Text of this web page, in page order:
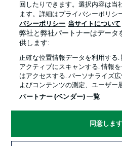
求人
当サイトについて
© 2026 Bundesliga-
言語をお選びください
回したりできます。選択内容は当
ます。詳細はプライバシーポリシ
バシーポリシー 当サイトについて
弊社と弊社パートナーはデータ
供します:
正確な位置情報データを利用する
アクティブにスキャンする. 情報
はアクセスする. パーソナライズ
よびコンテンツの測定、ユーザー
パートナー (ベンダー) 一覧
同意します